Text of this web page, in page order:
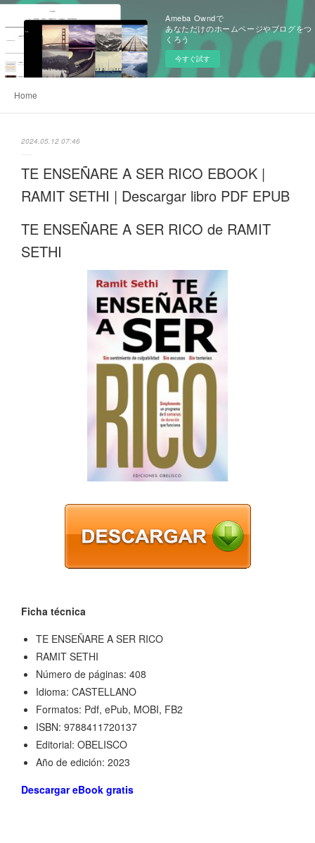
Ameba Owndで
あなただけのホームページやブログをつ
くろう
今すぐ試す
Home
2024.05.12 07:46
TE ENSEÑARE A SER RICO EBOOK |
RAMIT SETHI | Descargar libro PDF EPUB
TE ENSEÑARE A SER RICO de RAMIT
SETHI
Ficha técnica
TE ENSEÑARE A SER RICO
RAMIT SETHI
Número de páginas: 408
Idioma: CASTELLANO
Formatos: Pdf, ePub, MOBI, FB2
ISBN: 9788411720137
Editorial: OBELISCO
Año de edición: 2023
Descargar eBook gratis